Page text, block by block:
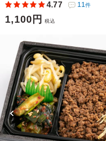
4.77 11件
1,100円 税込